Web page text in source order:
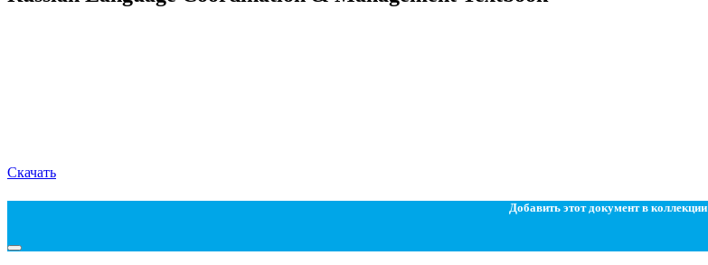
Скачать
Добавить этот документ в коллекции